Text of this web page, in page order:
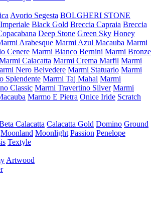
Avorio Segesta BOLGHERI STONE
Black Gold Breccia Capraia Breccia
Deep Stone Green Sky Honey
Arabesque Marmi Azul Macauba Marmi
Cenere Marmi Bianco Bernini Marmi Bronze
Calacatta Marmi Crema Marfil Marmi
Nero Belvedere Marmi Statuario Marmi
Splendente Marmi Taj Mahal Marmi
Classic Marmi Travertino Silver Marmi
Marmo E Pietra Onice Iride Scratch
Calacatta Calacatta Gold Domino Ground
Moonland Moonlight Passion Penelope
Textyle
Artwood